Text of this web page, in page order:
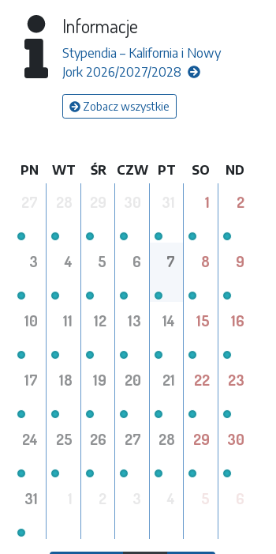
Informacje
Stypendia – Kalifornia i Nowy
Jork 2026/2027/2028
Zobacz wszystkie
PN WT ŚR CZW PT SO ND
1 2
3 4 5 6 7 8 9
10 11 12 13 14 15 16
17 18 19 20 21 22 23
24 25 26 27 28 29 30
31 5 6